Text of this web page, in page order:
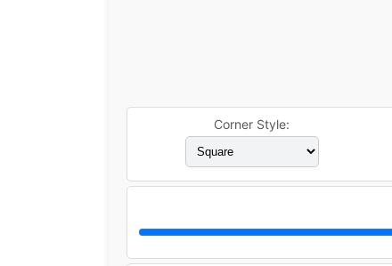
Corner Style: